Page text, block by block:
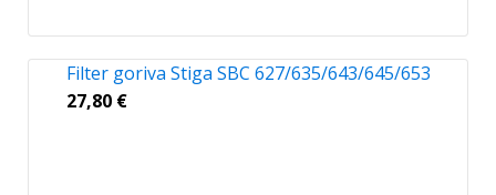
Filter goriva Stiga SBC 627/635/643/645/653
27,80 €